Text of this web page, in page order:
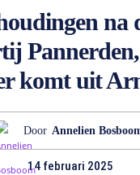
na
Pannerden,
komt uit
Door Annelien
14 februari 2025